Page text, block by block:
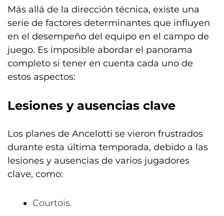
Más allá de la dirección técnica, existe una
serie de factores determinantes que influyen
en el desempeño del equipo en el campo de
juego. Es imposible abordar el panorama
completo si tener en cuenta cada uno de
estos aspectos:
Lesiones y ausencias clave
Los planes de Ancelotti se vieron frustrados
durante esta última temporada, debido a las
lesiones y ausencias de varios jugadores
clave, como:
Courtois.